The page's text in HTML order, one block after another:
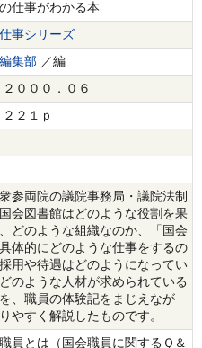
仕事がわかる本
事シリーズ
集部 ／編
０００．０６
２１ｐ
参両院の議院事務局・議院法制
会図書館はどのような役割を果
どのような組織なのか、「国会
体的にどのような仕事をするの
用や待遇はどのようになってい
のような人材が求められている
、職員の体験記をまじえなが
やすく解説したものです。
員とは（国会職員に関するＱ＆